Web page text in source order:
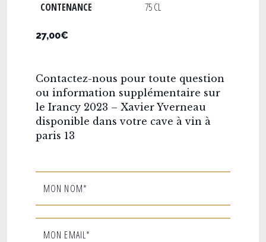
CONTENANCE
75 CL
27,00€
Contactez-nous pour toute question
ou information supplémentaire sur
le Irancy 2023 – Xavier Yverneau
disponible dans votre cave à vin à
paris 13
MON NOM*
MON EMAIL*